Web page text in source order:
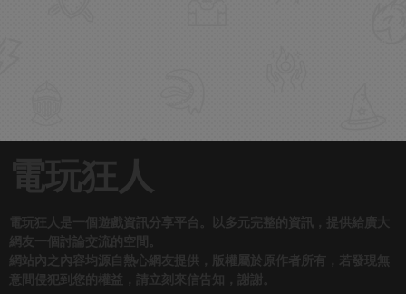
電玩狂人
電玩狂人是一個遊戲資訊分享平台。以多元完整的資訊，提供給廣大
網友一個討論交流的空間。
網站內之內容均源自熱心網友提供，版權屬於原作者所有，若發現無
意間侵犯到您的權益，請立刻來信告知，謝謝。